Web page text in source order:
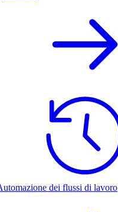
dei flussi di lavoro